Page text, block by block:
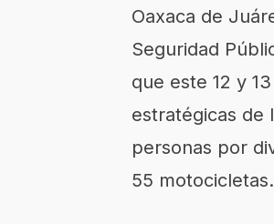
Oaxaca de
Seguridad
que este 12 y
estratégicas de
personas por
55 motocicletas.